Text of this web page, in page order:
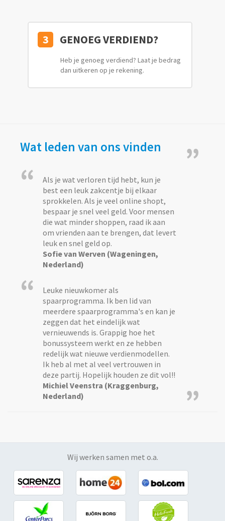
3 GENOEG VERDIEND?
Heb je genoeg verdiend? Laat je bedrag
dan uitkeren op je rekening.
Wat leden van ons vinden
“
Als je wat verloren tijd hebt, kun je
best een leuk zakcentje bij elkaar
sprokkelen. Als je veel online shopt,
bespaar je snel veel geld. Voor mensen
die wat minder shoppen, raad ik aan
om vrienden aan te brengen, dat levert
leuk en snel geld op.
Sofie van Werven (Wageningen,
Nederland)
”
“
Leuke nieuwkomer als
spaarprogramma. Ik ben lid van
meerdere spaarprogramma's en kan je
zeggen dat het eindelijk wat
vernieuwends is. Grappig hoe het
bonussysteem werkt en ze hebben
redelijk wat nieuwe verdienmodellen.
Ik heb al met al veel vertrouwen in
deze partij. Hopelijk houden ze dit vol!!
Michiel Veenstra (Kraggenburg,
Nederland)
”
Wij werken samen met o.a.